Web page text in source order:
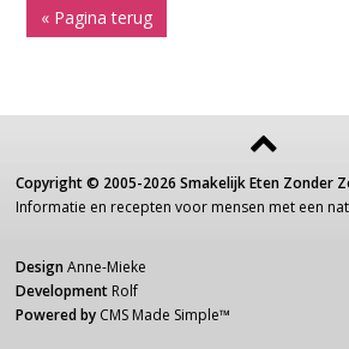
« Pagina terug
Copyright © 2005-2026 Smakelijk Eten Zonder
Informatie en recepten voor mensen met een
Design Anne-Mieke
Development Rolf
Powered by CMS Made Simple™